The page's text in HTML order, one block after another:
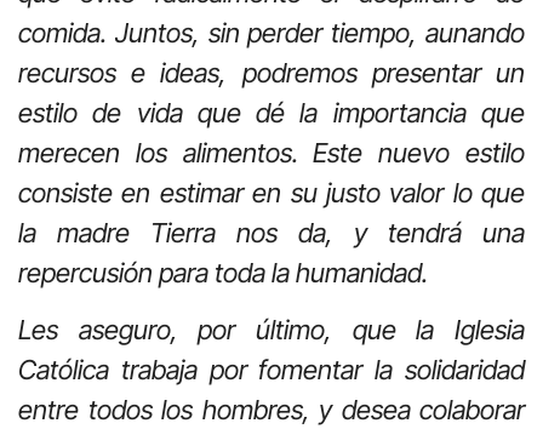
comida. Juntos, sin perder tiempo, aunando
recursos e ideas, podremos presentar un
estilo de vida que dé la importancia que
merecen los alimentos. Este nuevo estilo
consiste en estimar en su justo valor lo que
la madre Tierra nos da, y tendrá una
repercusión para toda la humanidad.
Les aseguro, por último, que la Iglesia
Católica trabaja por fomentar la solidaridad
entre todos los hombres, y desea colaborar